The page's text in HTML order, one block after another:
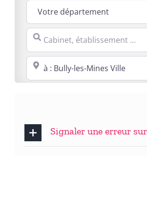
Cabinet, établissement ...
Proche de : ville, cp, lieu ...
Signaler une erreur